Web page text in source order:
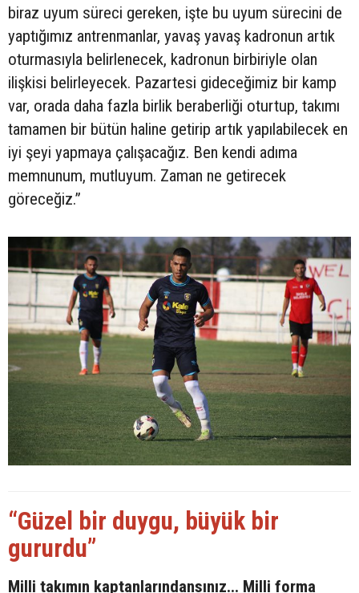
biraz uyum süreci gereken, işte bu uyum sürecini de
yaptığımız antrenmanlar, yavaş yavaş kadronun artık
oturmasıyla belirlenecek, kadronun birbiriyle olan
ilişkisi belirleyecek. Pazartesi gideceğimiz bir kamp
var, orada daha fazla birlik beraberliği oturtup, takımı
tamamen bir bütün haline getirip artık yapılabilecek en
iyi şeyi yapmaya çalışacağız. Ben kendi adıma
memnunum, mutluyum. Zaman ne getirecek
göreceğiz.”
“Güzel bir duygu, büyük bir
gururdu”
Milli takımın kaptanlarındansınız... Milli forma